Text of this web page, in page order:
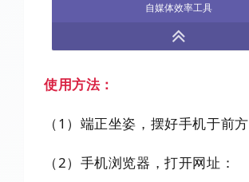
自媒体效率工具
使用方法：
（1 ） 端正坐姿 ， 摆好手机于前方
（2）手机浏览器，打开网址：